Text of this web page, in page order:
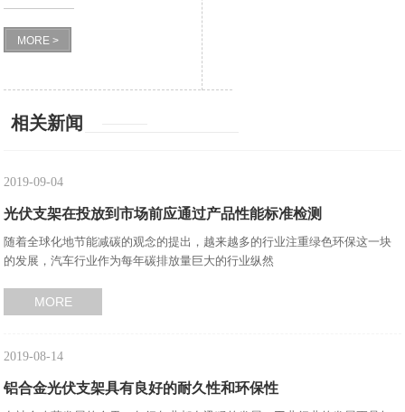
MORE >
相关新闻
2019-09-04
光伏支架在投放到市场前应通过产品性能标准检测
随着全球化地节能减碳的观念的提出，越来越多的行业注重绿色环保这一块
的发展，汽车行业作为每年碳排放量巨大的行业纵然
MORE
2019-08-14
铝合金光伏支架具有良好的耐久性和环保性